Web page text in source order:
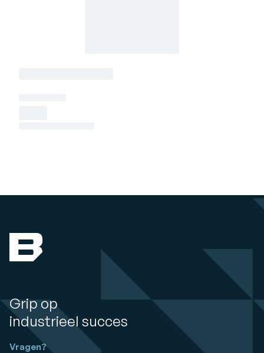
Grip op
industrieel succes
Vragen?